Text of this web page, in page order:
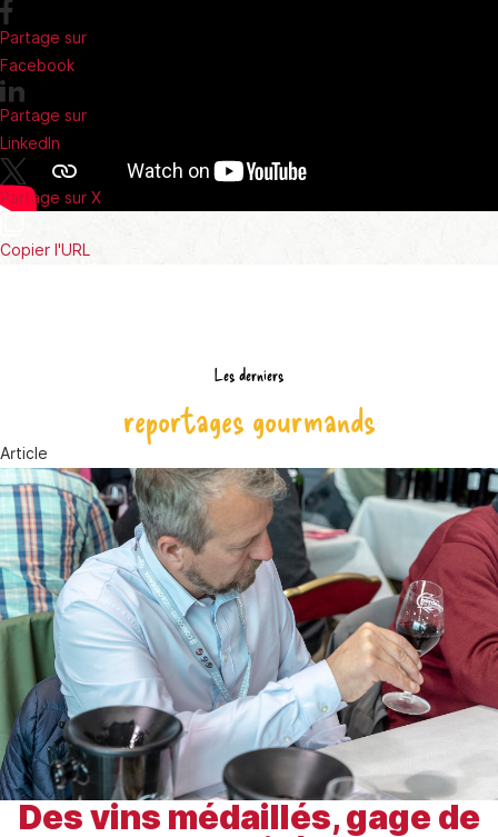
Partage sur
Facebook
Partage sur
LinkedIn
Partage sur X
Copier l'URL
Les derniers
reportages gourmands
Article
Des vins médaillés, gage de